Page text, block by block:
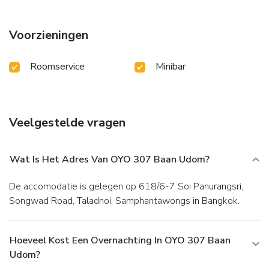
Voorzieningen
Roomservice Minibar
Veelgestelde vragen
Wat Is Het Adres Van OYO 307 Baan Udom?
De accomodatie is gelegen op 618/6-7 Soi Panurangsri,
Songwad Road, Taladnoi, Samphantawongs in Bangkok.
Hoeveel Kost Een Overnachting In OYO 307 Baan
Udom?